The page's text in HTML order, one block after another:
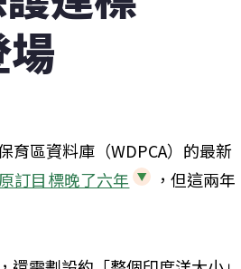
育區資料庫（WDPCA）的最新
原訂目標晚了六年
，但這兩年